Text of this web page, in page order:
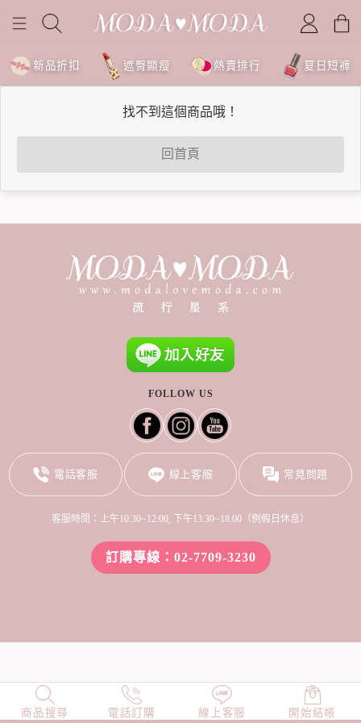
新品折扣 遮臀顯瘦 熱賣排行 夏日短褲
找不到這個商品哦！
回首頁
商品搜尋 電話訂購 線上客服 開始結帳
NEW 店長精選 TOP100 小編穿搭
FOLLOW US
電話客服 線上客服 常見問題
客服時間：上午10:30~12:00, 下午13:30~18:00（例假日休息）
訂購專線：02-7709-3230